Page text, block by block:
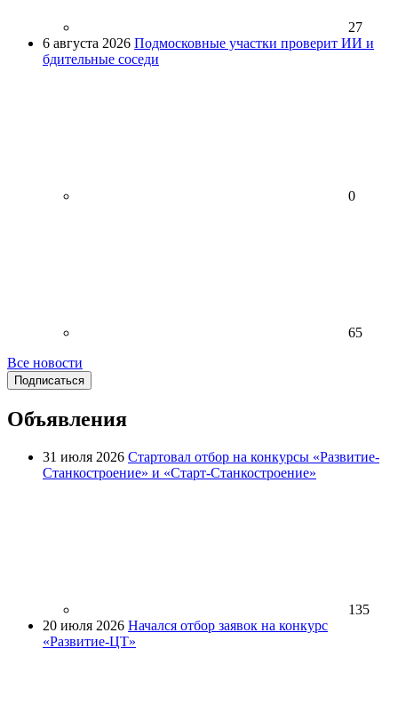
27
6 августа 2026 Подмосковные участки проверит ИИ и
бдительные соседи
0
65
Все новости
Подписаться
Объявления
31 июля 2026 Стартовал отбор на конкурсы «Развитие-
Станкостроение» и «Старт-Станкостроение»
135
20 июля 2026 Начался отбор заявок на конкурс
«Развитие-ЦТ»